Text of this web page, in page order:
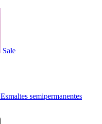
Sale
Esmaltes semipermanentes